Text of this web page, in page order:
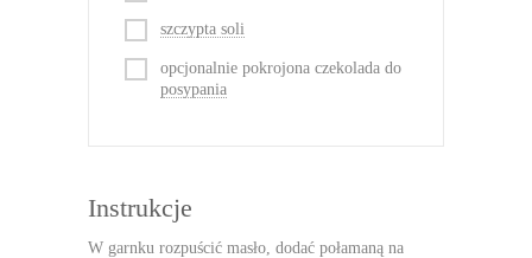
szczypta soli
opcjonalnie pokrojona czekolada do
posypania
Instrukcje
W garnku rozpuścić masło, dodać połamaną na